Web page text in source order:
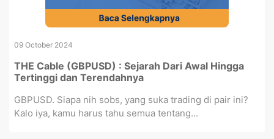
09 October 2024
THE Cable (GBPUSD) : Sejarah Dari Awal Hingga
Tertinggi dan Terendahnya
GBPUSD. Siapa nih sobs, yang suka trading di pair ini?
Kalo iya, kamu harus tahu semua tentang...